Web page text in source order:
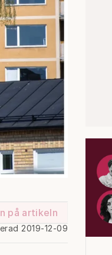
på artikeln
2019-12-09